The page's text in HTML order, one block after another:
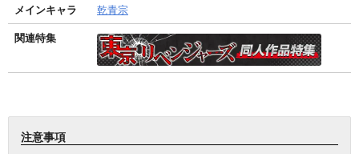
メインキャラ
乾青宗
関連特集
注意事項